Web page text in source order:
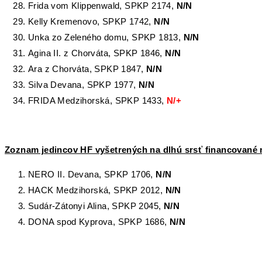
Frida vom Klippenwald, SPKP 2174, N/N
Kelly Kremenovo, SPKP 1742, N/N
Unka zo Zeleného domu, SPKP 1813, N/N
Agina II. z Chorváta, SPKP 1846, N/N
Ara z Chorváta, SPKP 1847, N/N
Silva Devana, SPKP 1977, N/N
FRIDA Medzihorská, SPKP 1433, N/+
Zoznam jedincov HF vyšetrených na dlhú srsť financované
NERO II. Devana, SPKP 1706, N/N
HACK Medzihorská, SPKP 2012, N/N
Sudár-Zátonyi Alina, SPKP 2045, N/N
DONA spod Kyprova, SPKP 1686, N/N